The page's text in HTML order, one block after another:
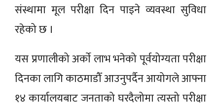
संस्थामा मूल परीक्षा दिन पाइने व्यवस्था सुविधा
रहेको छ ।
यस प्रणालीको अर्काे लाभ भनेको पूर्वयोग्यता परीक्षा
दिनका लागि काठमाडौँ आउनुपर्दैन आयोगले आफ्ना
१४ कार्यालयबाट जनताको घरदैलोमा त्यस्तो परीक्षा